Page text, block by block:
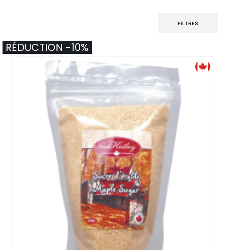
FILTRES
RÉDUCTION -10%